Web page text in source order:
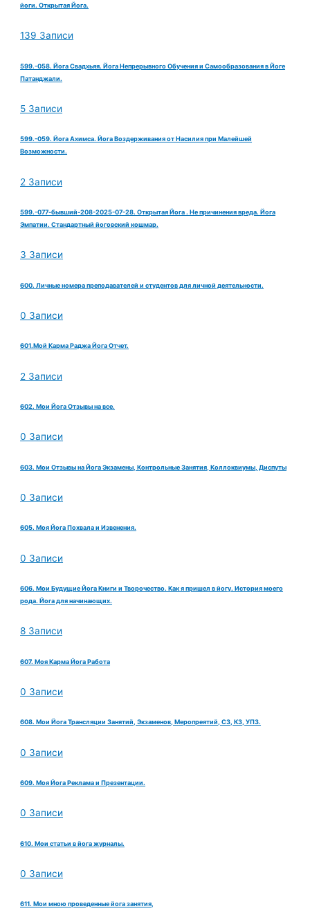
йоги. Открытая Йога.
139 Записи
599.-058. Йога Свадхьяя. Йога Непрерывного Обучения и Самообразования в Йоге
Патанджали.
5 Записи
599.-059. Йога Ахимса. Йога Воздерживания от Насилия при Малейшей
Возможности.
2 Записи
599.-077-бывший-208-2025-07-28. Открытая Йога . Не причинения вреда. Йога
Эмпатии. Стандартный йоговский кошмар.
3 Записи
600. Личные номера преподавателей и студентов для личной деятельности.
0 Записи
601.Мой Карма Раджа Йога Отчет.
2 Записи
602. Мои Йога Отзывы на все.
0 Записи
603. Мои Отзывы на Йога Экзамены, Контрольные Занятия, Коллоквиумы, Диспуты
0 Записи
605. Моя Йога Похвала и Извенения.
0 Записи
606. Мои Будущие Йога Книги и Творочество. Как я пришел в йогу. История моего
рода. Йога для начинающих.
8 Записи
607. Моя Карма Йога Работа
0 Записи
608. Мои Йога Трансляции Занятий, Экзаменов, Меропреятий, СЗ, КЗ, УПЗ.
0 Записи
609. Моя Йога Реклама и Презентации.
0 Записи
610. Мои статьи в йога журналы.
0 Записи
611. Мои мною проведенные йога занятия,